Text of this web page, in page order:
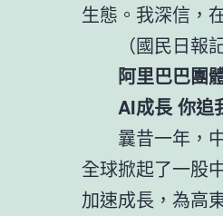
生態。我深信，
（國民日報
阿里巴巴團
AI成長 你追
曩昔一年，
全球掀起了一股
加速成長，為高